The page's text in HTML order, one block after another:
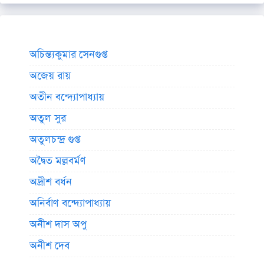
অচিন্ত্যকুমার সেনগুপ্ত
অজেয় রায়
অতীন বন্দ্যোপাধ্যায়
অতুল সুর
অতুলচন্দ্র গুপ্ত
অদ্বৈত মল্লবর্মণ
অদ্রীশ বর্ধন
অনির্বাণ বন্দ্যোপাধ্যায়
অনীশ দাস অপু
অনীশ দেব